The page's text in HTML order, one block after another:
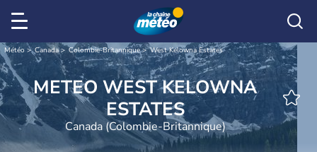
Météo Canada Colombie-Britannique West Kelowna Estates
METEO WEST KELOWNA
ESTATES
Canada (Colombie-Britannique)